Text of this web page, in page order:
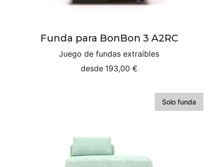
Funda para BonBon 3 A2RC
Juego de fundas extraíbles
desde 193,00 €
Solo funda